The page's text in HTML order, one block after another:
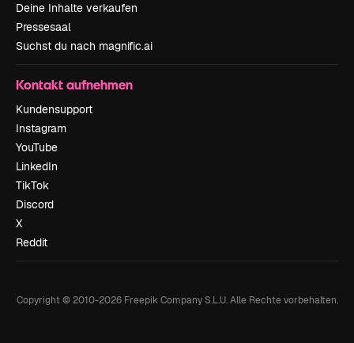
Deine Inhalte verkaufen
Pressesaal
Suchst du nach magnific.ai
Kontakt aufnehmen
Kundensupport
Instagram
YouTube
LinkedIn
TikTok
Discord
X
Reddit
Copyright © 2010-2026Freepik Company S.L.U. Alle Rechte vorbehalten.